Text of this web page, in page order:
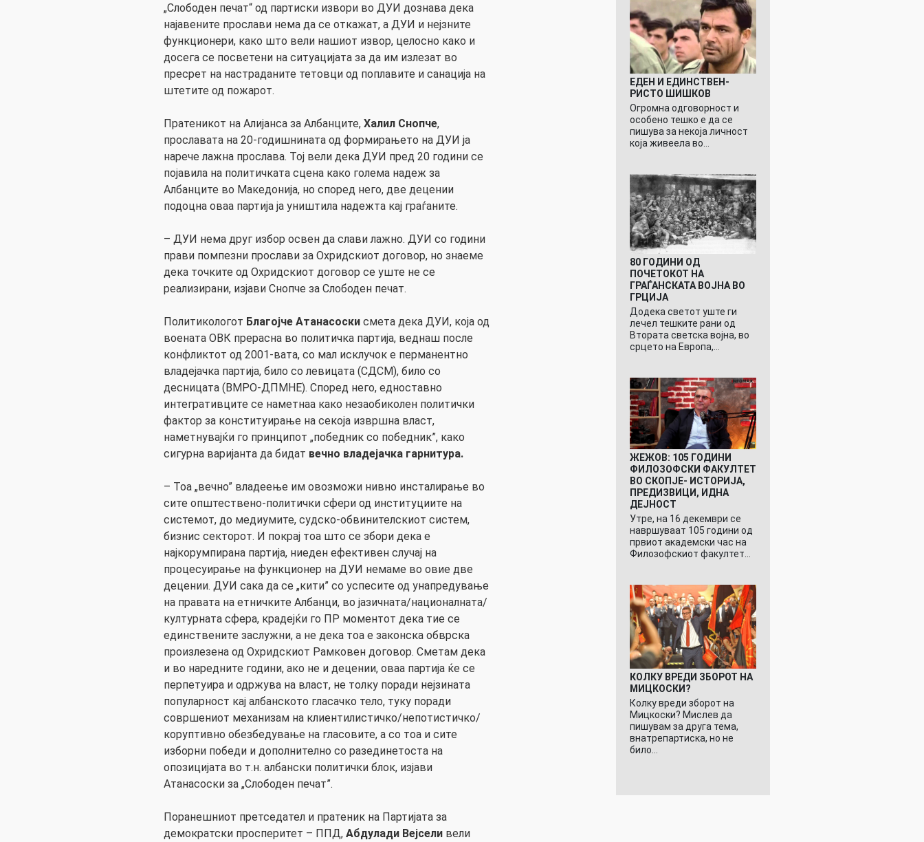
„Слободен печат“ од партиски извори во ДУИ дознава дека
најавените прослави нема да се откажат, а ДУИ и нејзните
функционери, како што вели нашиот извор, целосно како и
досега се посветени на ситуацијата за да им излезат во
пресрет на настраданите тетовци од поплавите и санација на
штетите од пожарот.
Пратеникот на Алијанса за Албанците, Халил Снопче,
прославата на 20-годишнината од формирањето на ДУИ ja
нарече лажна прослава. Тој вели дека ДУИ пред 20 години се
појавила на политичката сцена како голема надеж за
Албанците во Македонија, но според него, две децении
подоцна оваа партија ја уништила надежта кај граѓаните.
– ДУИ нема друг избор освен да слави лажно. ДУИ со години
прави помпезни прослави за Охридскиот договор, но знаеме
дека точките од Охридскиот договор се уште не се
реализирани, изјави Снопче за Слободен печат.
Политикологот Благојче Атанасоски смета дека ДУИ, која од
воената ОВК прерасна во политичка партија, веднаш после
конфликтот од 2001-вата, со мал исклучок е перманентно
владејачка партија, било со левицата (СДСМ), било со
десницата (ВМРО-ДПМНЕ). Според него, едноставно
интегративците се наметнаа како незаобиколен политички
фактор за конституирање на секоја извршна власт,
наметнувајќи го принципот „победник со победник”, како
сигурна варијанта да бидат вечно владејачка гарнитура.
– Тоа „вечно” владеење им овозможи нивно инсталирање во
сите општествено-политички сфери од институциите на
системот, до медиумите, судско-обвинителскиот систем,
бизнис секторот. И покрај тоа што се збори дека е
најкорумпирана партија, ниеден ефективен случај на
процесуирање на функционер на ДУИ немаме во овие две
децении. ДУИ сака да се „кити” со успесите од унапредување
на правата на етничките Албанци, во јазичната/националната/
културната сфера, крадејќи го ПР моментот дека тие се
единствените заслужни, а не дека тоа е законска обврска
произлезена од Охридскиот Рамковен договор. Сметам дека
и во наредните години, ако не и децении, оваа партија ќе се
перпетуира и одржува на власт, не толку поради нејзината
популарност кај албанското гласачко тело, туку поради
совршениот механизам на клиентилистичко/непотистичко/
коруптивно обезбедување на гласовите, а со тоа и сите
изборни победи и дополнително со разединетоста на
опозицијата во т.н. албански политички блок, изјави
Атанасоски за „Слободен печат”.
Поранешниот претседател и пратеник на Партијата за
демократски просперитет – ППД, Абдулади Вејсели вели
ЕДЕН И ЕДИНСТВЕН-
РИСТО ШИШКОВ
Огромна одговорност и
особено тешко е да се
пишува за некоја личност
која живеела во…
80 ГОДИНИ ОД
ПОЧЕТОКОТ НА
ГРАЃАНСКАТА ВОЈНА ВО
ГРЦИЈА
Додека светот уште ги
лечел тешките рани од
Втората светска војна, во
срцето на Европа,…
ЖЕЖОВ: 105 ГОДИНИ
ФИЛОЗОФСКИ ФАКУЛТЕТ
ВО СКОПЈЕ- ИСТОРИЈА,
ПРЕДИЗВИЦИ, ИДНА
ДЕЈНОСТ
Утре, на 16 декември се
навршуваат 105 години од
првиот академски час на
Филозофскиот факултет…
КОЛКУ ВРЕДИ ЗБОРОТ НА
МИЦКОСКИ?
Колку вреди зборот на
Мицкоски? Мислев да
пишувам за друга тема,
внатрепартиска, но не
било…